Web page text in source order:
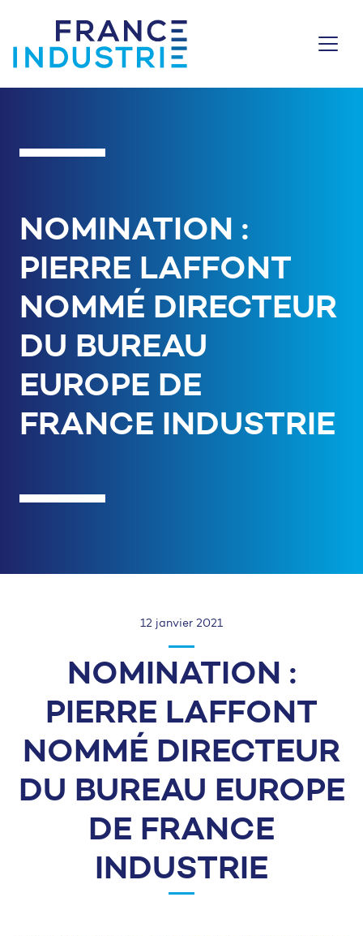
NOMINATION :
PIERRE LAFFONT
NOMMÉ DIRECTEUR
DU BUREAU
EUROPE DE
FRANCE INDUSTRIE
12 janvier 2021
NOMINATION :
PIERRE LAFFONT
NOMMÉ DIRECTEUR
DU BUREAU EUROPE
DE FRANCE
INDUSTRIE